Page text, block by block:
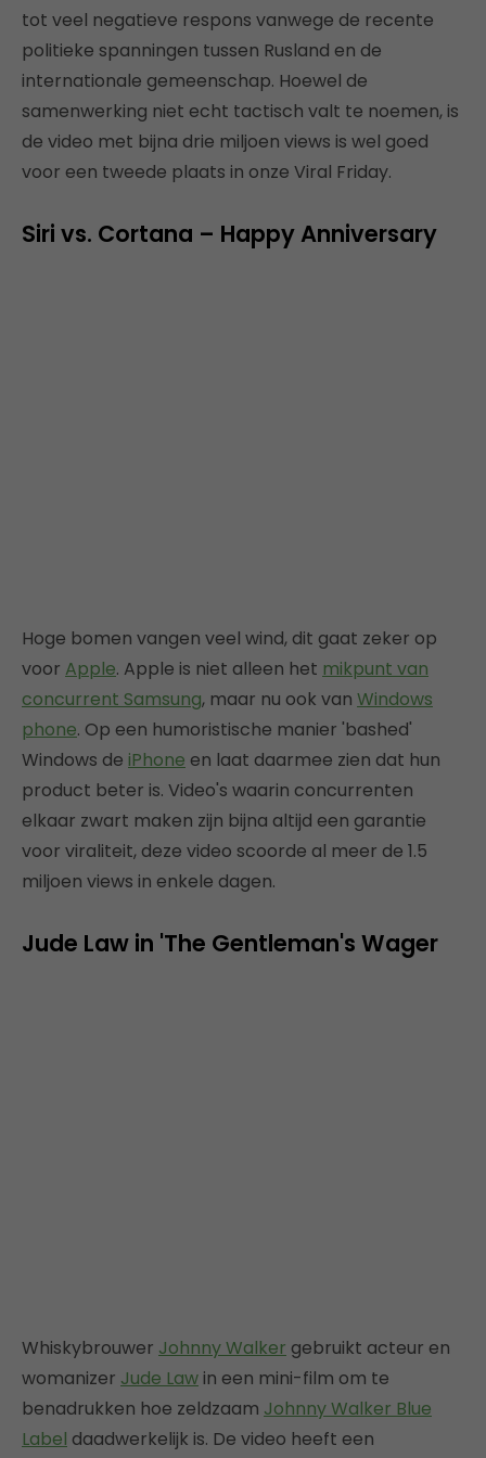
tot veel negatieve respons vanwege de recente
politieke spanningen tussen Rusland en de
internationale gemeenschap. Hoewel de
samenwerking niet echt tactisch valt te noemen, is
de video met bijna drie miljoen views is wel goed
voor een tweede plaats in onze Viral Friday.
Siri vs. Cortana – Happy Anniversary
Hoge bomen vangen veel wind, dit gaat zeker op
voor Apple. Apple is niet alleen het mikpunt van
concurrent Samsung, maar nu ook van Windows
phone. Op een humoristische manier 'bashed'
Windows de iPhone en laat daarmee zien dat hun
product beter is. Video's waarin concurrenten
elkaar zwart maken zijn bijna altijd een garantie
voor viraliteit, deze video scoorde al meer de 1.5
miljoen views in enkele dagen.
Jude Law in 'The Gentleman's Wager
Whiskybrouwer Johnny Walker gebruikt acteur en
womanizer Jude Lawin een mini-film om te
benadrukken hoe zeldzaam Johnny Walker Blue
Label daadwerkelijk is. De video heeft een